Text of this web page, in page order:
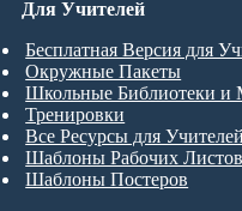
Для Учителей
Бесплатная Версия для
Окружные Пакеты
Школьные Библиотеки и
Тренировки
Все Ресурсы для Учителей
Шаблоны Рабочих Листов
Шаблоны Постеров